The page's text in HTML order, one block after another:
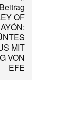
OF
MIT
VON
EFE